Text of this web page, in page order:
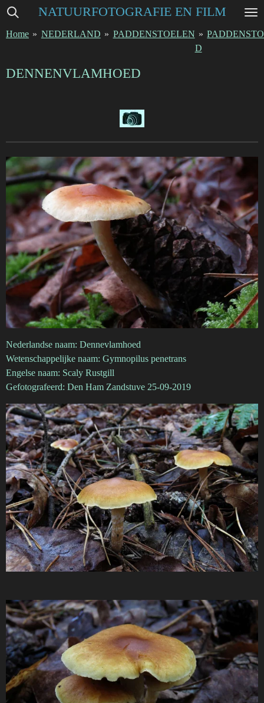
Ga
naar
hoofdinhoud
NATUURFOTOGRAFIE EN FILM
Home » NEDERLAND » PADDENSTOELEN »
D
DENNENVLAMHOED
Nederlandse naam: Dennevlamhoed
Wetenschappelijke naam: Gymnopilus penetrans
Engelse naam: Scaly Rustgill
Gefotografeerd: Den Ham Zandstuve 25-09-2019